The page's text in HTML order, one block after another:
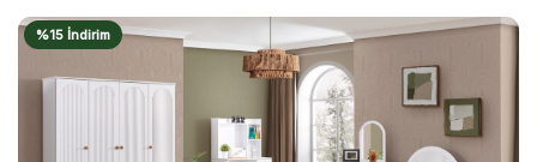
%15 İndirim